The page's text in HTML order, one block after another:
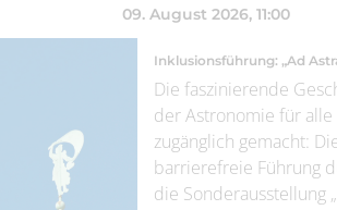
09. August 2026, 11:00
Inklusionsführung: „Ad
Die faszinierende
der Astronomie für alle
zugänglich gemacht:
barrierefreie Führung
die Sonderausstellung